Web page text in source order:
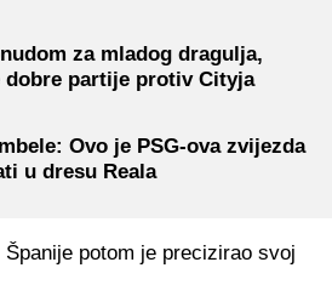
za mladog dragulja,
dobre partije protiv Cityja
Ovo je PSG-ova zvijezda
u dresu Reala
potom je precizirao svoj